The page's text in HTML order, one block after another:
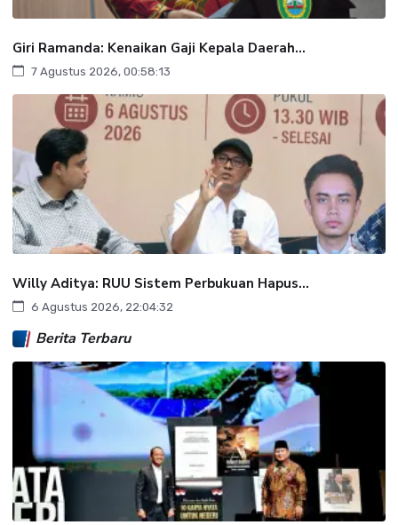
Giri Ramanda: Kenaikan Gaji Kepala Daerah...
7 Agustus 2026, 00:58:13
Willy Aditya: RUU Sistem Perbukuan Hapus...
6 Agustus 2026, 22:04:32
Berita Terbaru